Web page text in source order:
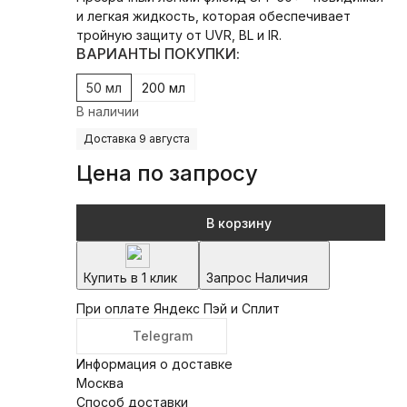
и легкая жидкость, которая обеспечивает
тройную защиту от UVR, BL и IR.
ВАРИАНТЫ ПОКУПКИ:
50 мл
200 мл
В наличии
Доставка 9 августа
Цена по запросу
В корзину
Купить в 1 клик
Запрос Наличия
При оплате Яндекс Пэй и Сплит
Telegram
Информация о доставке
Москва
Способ доставки